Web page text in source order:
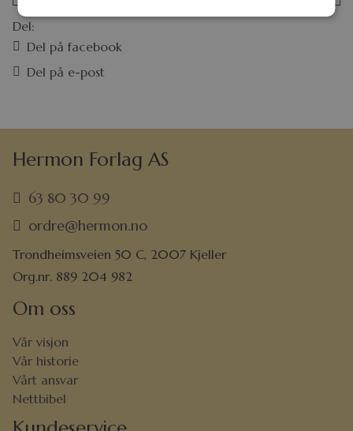
Del:
Del på facebook
Del på e-post
Hermon Forlag AS
63 80 30 99
ordre@hermon.no
Trondheimsveien 50 C, 2007 Kjeller
Org.nr. 889 204 982
Om oss
Vår visjon
Vår historie
Vårt ansvar
Nettbibel